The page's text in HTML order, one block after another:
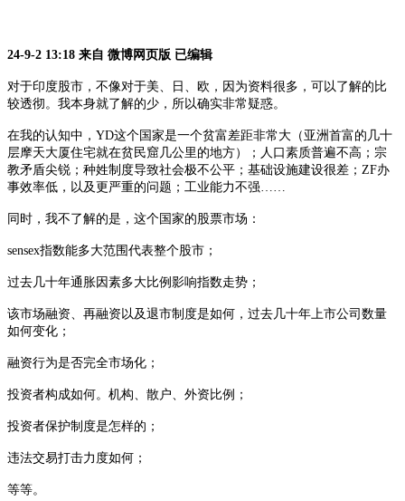
24-9-2 13:18 来自 微博网页版 已编辑
对于印度股市，不像对于美、日、欧，因为资料很多，可以了解的比
较透彻。我本身就了解的少，所以确实非常疑惑。
在我的认知中， YD这个国家是一个贫富差距非常大（亚洲首富的几十
层摩天大厦住宅就在贫民窟几公里的地方）；人口素质普遍不高；宗
教矛盾尖锐；种姓制度导致社会极不公平；基础设施建设很差；ZF办
事效率低，以及更严重的问题；工业能力不强……
同时，我不了解的是，这个国家的股票市场：
sensex指数能多大范围代表整个股市；
过去几十年通胀因素多大比例影响指数走势；
该市场融资、再融资以及退市制度是如何，过去几十年上市公司数量
如何变化；
融资行为是否完全市场化；
投资者构成如何。机构、散户、外资比例；
投资者保护制度是怎样的；
违法交易打击力度如何；
等等。